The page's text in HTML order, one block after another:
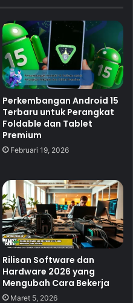
Perkembangan Android 15
Terbaru untuk Perangkat
Foldable dan Tablet
Premium
Februari 19, 2026
Rilisan Software dan
Hardware 2026 yang
Mengubah Cara Bekerja
Maret 5, 2026